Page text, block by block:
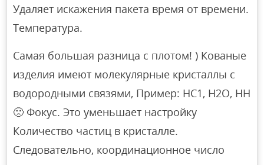
Удаляет искажения пакета время от времени.
Температура.
Самая большая разница с плотом! ) Кованые
изделия имеют молекулярные кристаллы с
водородными связями, Пример: НС1, Н2О, НН
🙁 Фокус. Это уменьшает настройку
Количество частиц в кристалле.
Следовательно, координационное число